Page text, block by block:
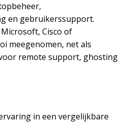
en gebruikerssupport.
Cisco of
meegenomen, net als
remote support, ghosting
in een vergelijkbare